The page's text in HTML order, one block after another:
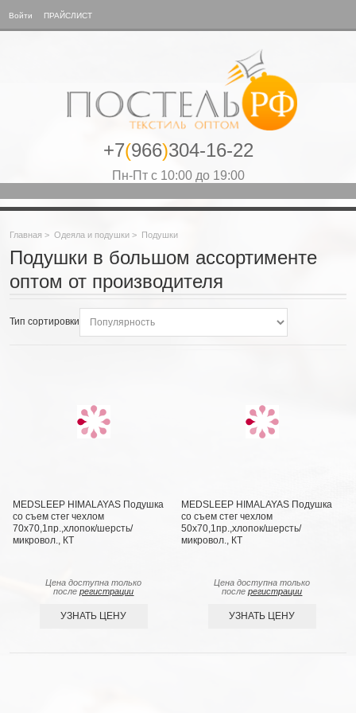
Войти ПРАЙСЛИСТ
+7(966)304-16-22
Пн-Пт с 10:00 до 19:00
Главная > Одеяла и подушки > Подушки
Подушки в большом ассортименте
оптом от производителя
Тип сортировки
MEDSLEEP HIMALAYAS Подушка
со съем стег чехлом
70х70,1пр.,хлопок/шерсть/
микровол., КТ
Цена доступна только
послерегистрации
УЗНАТЬ ЦЕНУ
MEDSLEEP HIMALAYAS Подушка
со съем стег чехлом
50х70,1пр.,хлопок/шерсть/
микровол., КТ
Цена доступна только
послерегистрации
УЗНАТЬ ЦЕНУ